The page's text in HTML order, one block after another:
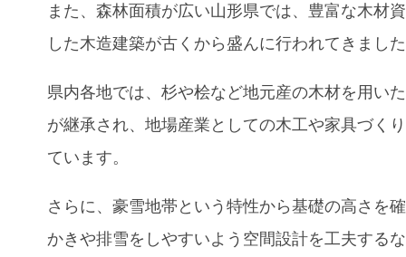
また、森林面積が広い山形県では、豊富な木材
した木造建築が古くから盛んに行われてきまし
県内各地では、杉や桧など地元産の木材を用い
が継承され、地場産業としての木工や家具づく
ています。
さらに、豪雪地帯という特性から基礎の高さを
かきや排雪をしやすいよう空間設計を工夫する